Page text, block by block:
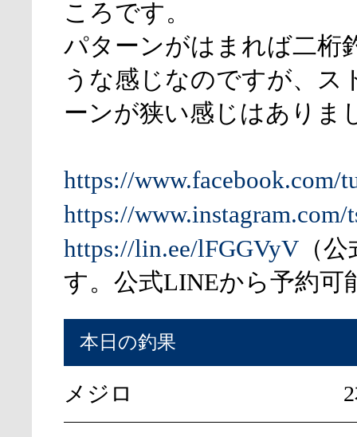
ころです。
パターンがはまれば二桁
うな感じなのですが、ス
ーンが狭い感じはありま
https://www.facebook.com/
https://www.instagram.com/
https://lin.ee/lFGGVyV （
す。公式LINEから予約可
本日の釣果
メジロ